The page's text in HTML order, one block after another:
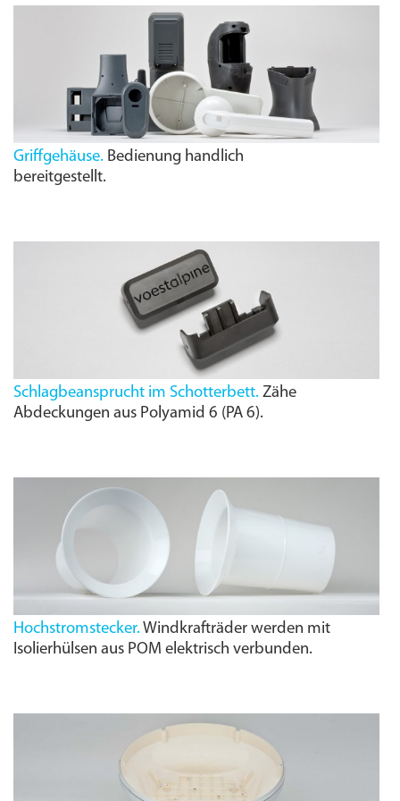
Griffgehäuse. Bedienung handlich
bereitgestellt.
Schlagbeansprucht im Schotterbett. Zähe
Abdeckungen aus Polyamid 6 (PA 6).
Hochstromstecker. Windkrafträder werden mit
Isolierhülsen aus POM elektrisch verbunden.